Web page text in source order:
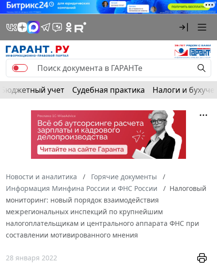
Бюджетный учет Судебная практика Налоги и
Новости и аналитика
Горячие документы
Информация Минфина России и ФНС России
Налоговый
мониторинг: новый порядок взаимодействия
межрегиональных инспекций по крупнейшим
налогоплательщикам и центрального аппарата ФНС при
составлении мотивированного мнения
28 января 2022